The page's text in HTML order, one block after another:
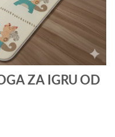
ZA IGRU OD